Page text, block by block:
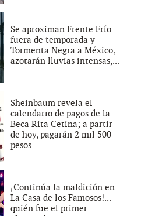
Se aproximan Frente Frío
fuera de temporada y
Tormenta Negra a México;
azotarán lluvias intensas,...
Sheinbaum revela el
calendario de pagos de la
Beca Rita Cetina; a partir
de hoy, pagarán 2 mil 500
pesos...
¡Continúa la maldición en
La Casa de los Famosos!...
quién fue el primer